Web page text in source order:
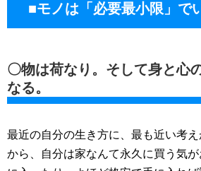
■モノは「必要最小限」で
〇物は荷なり。そして身と心
なる。
最近の自分の生き方に、最も近い考
から、自分は家なんて永久に買う気